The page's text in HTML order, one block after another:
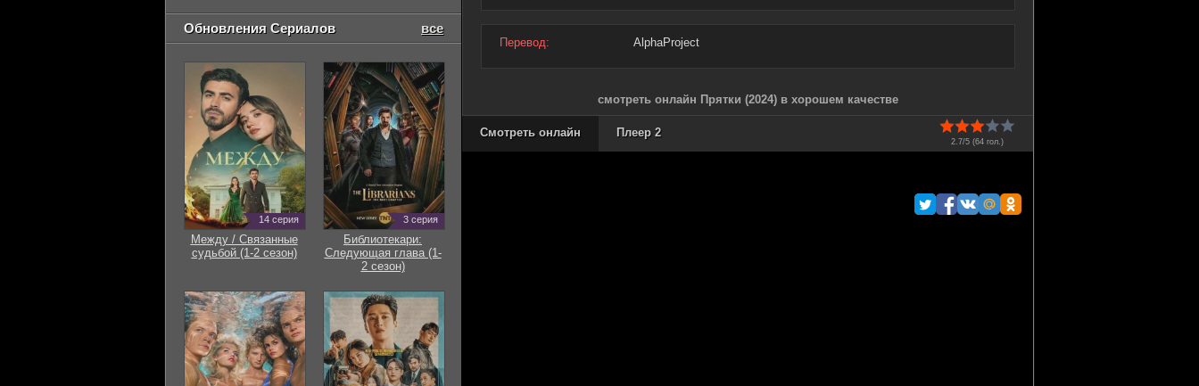
Перевод: AlphaProject
смотреть онлайн Прятки (2024) в хорошем качестве
2.7/5 (64 гол.)
Смотреть онлайн Плеер 2
Обновления Сериалов все
14 серия
Между / Связанные
судьбой (1-2 сезон)
3 серия
Библиотекари:
Следующая глава (1-
2 сезон)